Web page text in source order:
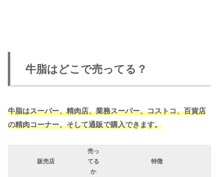
牛脂はどこで売ってる？
牛脂はスーパー、精肉店、業務スーパー、コストコ、百貨店
の精肉コーナー、そして通販で購入できます。
販売店
売っ
てる
か
特徴